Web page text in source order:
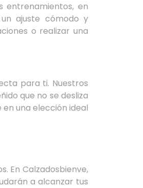
entrenamientos, en
ajuste cómodo y
o realizar una
para ti. Nuestros
que no se desliza
una elección ideal
En Calzadosbienve,
a alcanzar tus